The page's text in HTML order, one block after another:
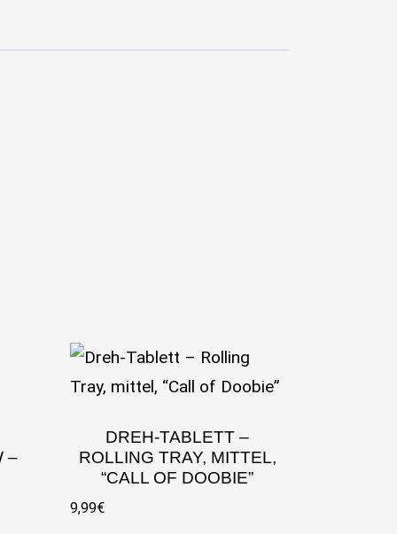
–
DREH-TABLETT –
ROLLING TRAY, MITTEL,
“CALL OF DOOBIE”
9,99€